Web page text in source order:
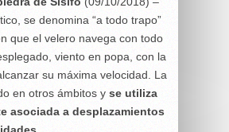
se denomina “a todo trapo”
que el velero navega con todo
viento en popa, con la
su máxima velocidad. La
en otros ámbitos y se utiliza
asociada a desplazamientos